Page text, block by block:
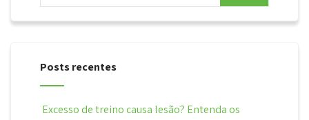
Posts recentes
Excesso de treino causa lesão? Entenda os